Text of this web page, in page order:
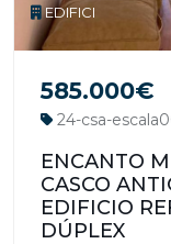
EDIFICI
585.000€
24-csa-
ENCANTO
CASCO
EDIFICIO
DÚPLEX